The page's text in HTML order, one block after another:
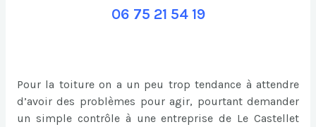
06 75 21 54 19
Pour la toiture on a un peu trop tendance à attendre
d’avoir des problèmes pour agir, pourtant demander
un simple contrôle à une entreprise de Le Castellet